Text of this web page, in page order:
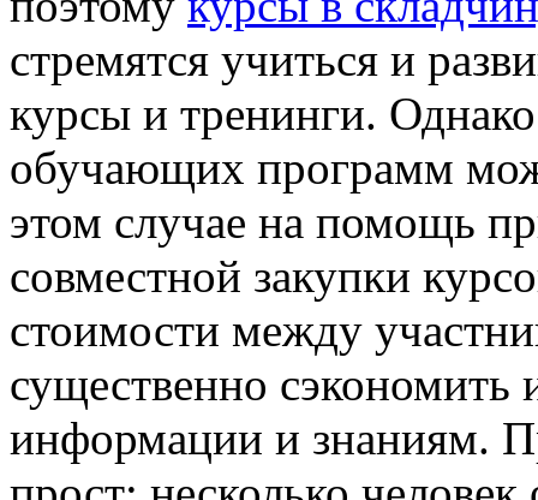
стремятся учиться и
курсы и тренинги.
обучающих программ
этом случае на помощь
совместной закупки
стоимости между
существенно сэкономить
информации и знаниям.